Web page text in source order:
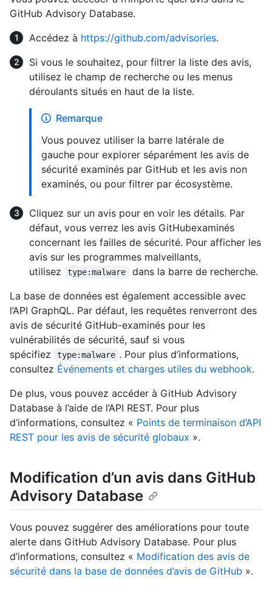
GitHub Advisory Database.
Accédez à https://github.com/advisories.
Si vous le souhaitez, pour filtrer la liste des avis,
utilisez le champ de recherche ou les menus
déroulants situés en haut de la liste.
Remarque
Vous pouvez utiliser la barre latérale de
gauche pour explorer séparément les avis de
sécurité examinés par GitHub et les avis non
examinés, ou pour filtrer par écosystème.
Cliquez sur un avis pour en voir les détails. Par
défaut, vous verrez les avis GitHubexaminés
concernant les failles de sécurité. Pour afficher les
avis sur les programmes malveillants,
utilisez
type:malware
dans la barre de recherche.
La base de données est également accessible avec
l’API GraphQL. Par défaut, les requêtes renverront des
avis de sécurité GitHub-examinés pour les
vulnérabilités de sécurité, sauf si vous
spécifiez
type:malware . Pour plus d’informations,
consultez Événements et charges utiles du webhook.
De plus, vous pouvez accéder à GitHub Advisory
Database à l’aide de l’API REST. Pour plus
d’informations, consultez « Points de terminaison d’API
REST pour les avis de sécurité globaux ».
Modification d’un avis dans GitHub
Advisory Database
Vous pouvez suggérer des améliorations pour toute
alerte dans GitHub Advisory Database. Pour plus
d’informations, consultez « Modification des avis de
sécurité dans la base de données d’avis de GitHub ».